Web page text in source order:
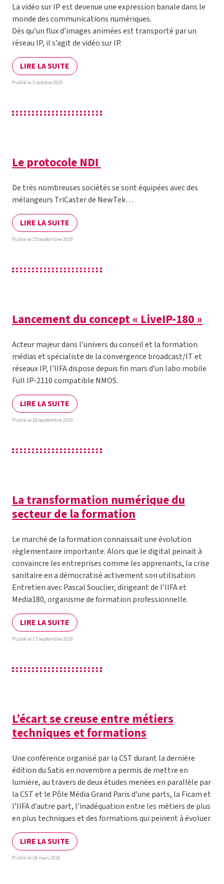
La vidéo sur IP est devenue une expression banale dans le
monde des communications numériques.
Dès qu’un flux d’images animées est transporté par un
réseau IP, il s’agit de vidéo sur IP.
LIRE LA SUITE
Publié le 3 octobre 2020
Le protocole NDI
De très nombreuses sociétés se sont équipées avec des
mélangeurs TriCaster de NewTek…
LIRE LA SUITE
Publié le 25 septembre 2020
Lancement du concept « LiveIP-180 »
Acteur majeur dans l’univers du conseil et la formation
médias et spécialiste de la convergence broadcast/IT et
réseaux IP, l’IIFA dispose depuis fin mars d’un labo mobile
Full IP-2110 compatible NMOS.
LIRE LA SUITE
Publié le 18 septembre 2020
La transformation numérique du
secteur de la formation
Le marché de la formation connaissait une évolution
règlementaire importante. Alors que le digital peinait à
convaincre les entreprises comme les apprenants, la crise
sanitaire en a démocratisé activement son utilisation.
Entretien avec Pascal Souclier, dirigeant de l’IIFA et
Media180, organisme de formation professionnelle.
LIRE LA SUITE
Publié le 17 septembre 2020
L’écart se creuse entre métiers
techniques et formations
Une conférence organisé par la CST durant la dernière
édition du Satis en novembre a permis de mettre en
lumière, au travers de deux études menées en parallèle par
la CST et le Pôle Média Grand Paris d’une parts, la Ficam et
l’IIFA d’autre part, l’inadéquation entre les métiers de plus
en plus techniques et des formations qui peinent à évoluer.
LIRE LA SUITE
Publié le 18 mars 2020